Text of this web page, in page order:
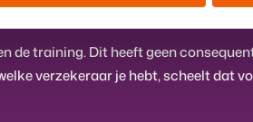
de training. Dit heeft geen
verzekeraar je hebt, scheelt dat